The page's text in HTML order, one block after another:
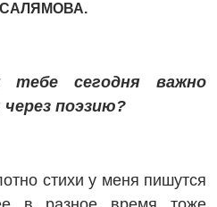
сегодня важно
поэзию?
стихи у меня пишутся